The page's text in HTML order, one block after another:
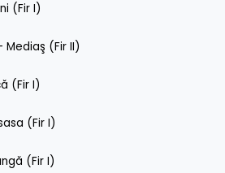
(Fir I)
(Fir II)
(Fir I)
(Fir I)
(Fir I)